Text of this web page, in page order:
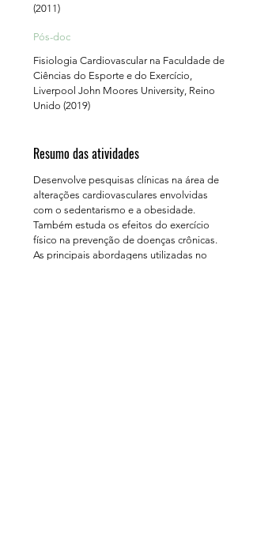
(2011)
Pós-doc
Fisiologia Cardiovascular na Faculdade de
Ciências do Esporte e do Exercício,
Liverpool John Moores University, Reino
Unido (2019)
Resumo das atividades
Desenvolve pesquisas clínicas na área de
alterações cardiovasculares envolvidas
com o sedentarismo e a obesidade.
Também estuda os efeitos do exercício
físico na prevenção de doenças crônicas.
As principais abordagens utilizadas no